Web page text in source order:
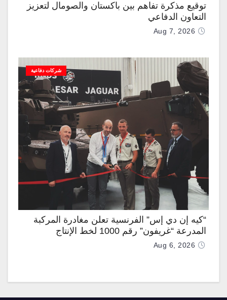
توقيع مذكرة تفاهم بين باكستان والصومال لتعزيز
التعاون الدفاعي
Aug 7, 2026
شركات دفاعية
“كيه إن دي إس” الفرنسية تعلن مغادرة المركبة
المدرعة “غريفون” رقم 1000 لخط الإنتاج
Aug 6, 2026